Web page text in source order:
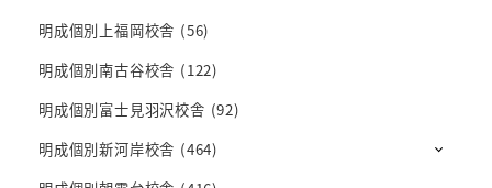
明成個別上福岡校舎 (56)
明成個別南古谷校舎 (122)
明成個別富士見羽沢校舎 (92)
明成個別新河岸校舎 (464)